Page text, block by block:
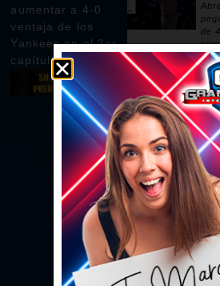
aumentar a 4-0
ventaja de los
Yankees en el 3er
capítulo
de
02/
dos
02/
en
02/
Se
por